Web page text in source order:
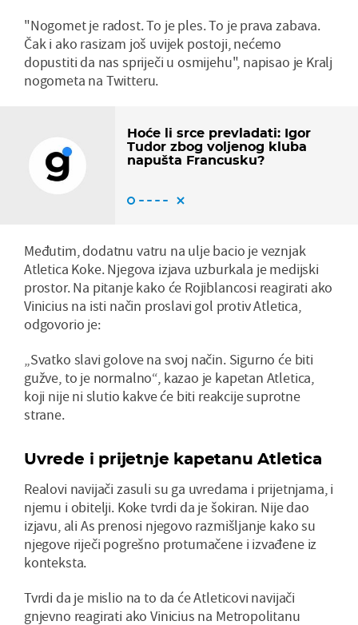
"Nogomet je radost. To je ples. To je prava zabava.
Čak i ako rasizam još uvijek postoji, nećemo
dopustiti da nas spriječi u osmijehu", napisao je Kralj
nogometa na Twitteru.
Hoće li srce prevladati: Igor
Tudor zbog voljenog kluba
napušta Francusku?
Međutim, dodatnu vatru na ulje bacio je veznjak
Atletica Koke. Njegova izjava uzburkala je medijski
prostor. Na pitanje kako će Rojiblancosi reagirati ako
Vinicius na isti način proslavi gol protiv Atletica,
odgovorio je:
„Svatko slavi golove na svoj način. Sigurno će biti
gužve, to je normalno“, kazao je kapetan Atletica,
koji nije ni slutio kakve će biti reakcije suprotne
strane.
Uvrede i prijetnje kapetanu Atletica
Realovi navijači zasuli su ga uvredama i prijetnjama, i
njemu i obitelji. Koke tvrdi da je šokiran. Nije dao
izjavu, ali As prenosi njegovo razmišljanje kako su
njegove riječi pogrešno protumačene i izvađene iz
konteksta.
Tvrdi da je mislio na to da će Atleticovi navijači
gnjevno reagirati ako Vinicius na Metropolitanu